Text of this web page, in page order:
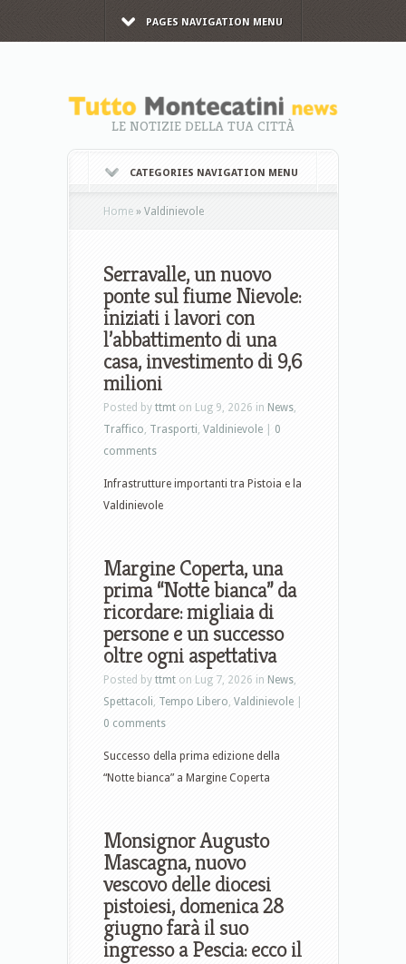
PAGES NAVIGATION MENU
LE NOTIZIE DELLA TUA CITTÀ
CATEGORIES NAVIGATION MENU
Home » Valdinievole
Serravalle, un nuovo
ponte sul fiume Nievole:
iniziati i lavori con
l’abbattimento di una
casa, investimento di 9,6
milioni
Posted by ttmt on Lug 9, 2026 in News,
Traffico, Trasporti, Valdinievole
0
comments
Infrastrutture importanti tra Pistoia e la
Valdinievole
Margine Coperta, una
prima “Notte bianca” da
ricordare: migliaia di
persone e un successo
oltre ogni aspettativa
Posted by ttmt on Lug 7, 2026 in News,
Spettacoli, Tempo Libero, Valdinievole
0 comments
Successo della prima edizione della
“Notte bianca” a Margine Coperta
Monsignor Augusto
Mascagna, nuovo
vescovo delle diocesi
pistoiesi, domenica 28
giugno farà il suo
ingresso a Pescia: ecco il